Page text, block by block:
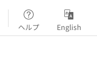
ヘルプ English